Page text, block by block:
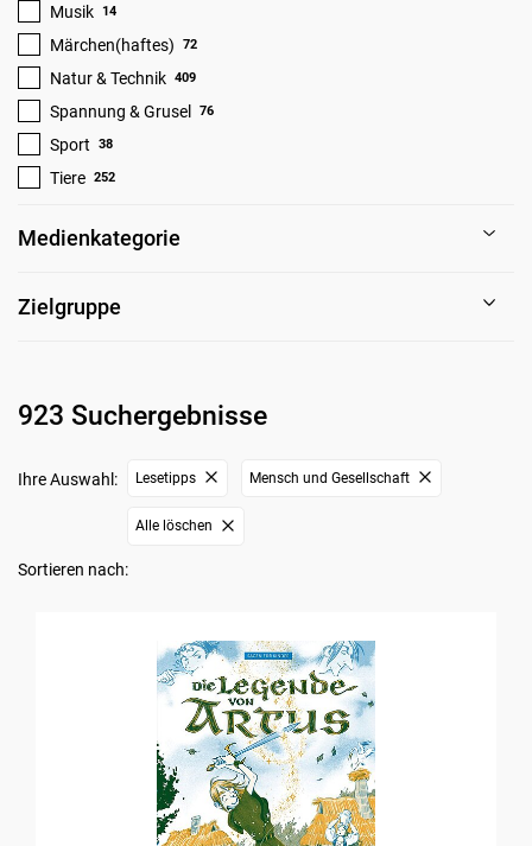
Musik 14
Märchen(haftes) 72
Natur & Technik 409
Spannung & Grusel 76
Sport 38
Tiere 252
Medienkategorie
Zielgruppe
923 Suchergebnisse
Ihre Auswahl: Lesetipps Mensch und Gesellschaft
Alle löschen
Sortieren nach: